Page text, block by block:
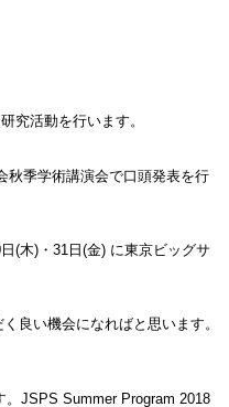
究活動を行います。
秋季学術講演会で口頭発表を行
(木)・31日(金) に東京ビッグサ
良い機会になればと思います。
。JSPS Summer Program 2018